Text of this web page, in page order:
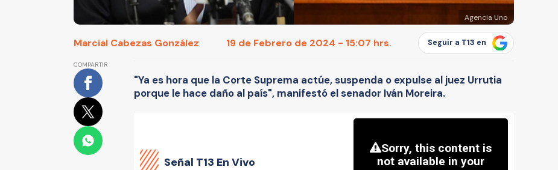
Agencia Uno
Marcial Cabezas González 19 de Febrero de 2024 - 15:07 hrs. Seguir a T13 en
COMPARTIR
"Ya es hora que la Corte Suprema actúe, suspenda o expulse al juez Urrutia
porque le hace daño al país", manifestó el senador Iván Moreira.
Señal T13 En Vivo